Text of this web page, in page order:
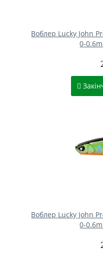
Воблер Lucky John
0-
Воблер Lucky John
0-